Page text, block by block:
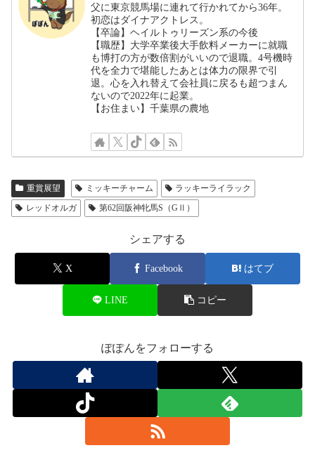
父に東京競馬場に連れて行かれてから36年。
初恋はダイナアクトレス。
【卒論】ヘイルトゥリーズン系の今後
【職歴】大学卒業後大手飲料メーカーに就職
も博打の方が数倍割がいいので退職。4号機時
代を全力で堪能したあとは体力の限界で引
退。心を入れ替えて会社員に戻るも超つまん
ないので2022年に起業。
【お住まい】千葉県の農地
重賞展望 ミッキーチャーム
ラッキーライラック
レッドオルガ
第62回阪神牝馬S（GⅡ）
シェアする
X Facebook はてブ
LINE コピー
ぽぽんをフォローする